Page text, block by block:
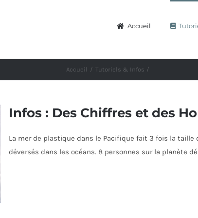
Accueil
Accueil Tutoriels & Infos
Infos : Des Chiffres et des
La mer de plastique dans le Pacifique fait 3 fois la
déversés dans les océans. 8 personnes sur la planète